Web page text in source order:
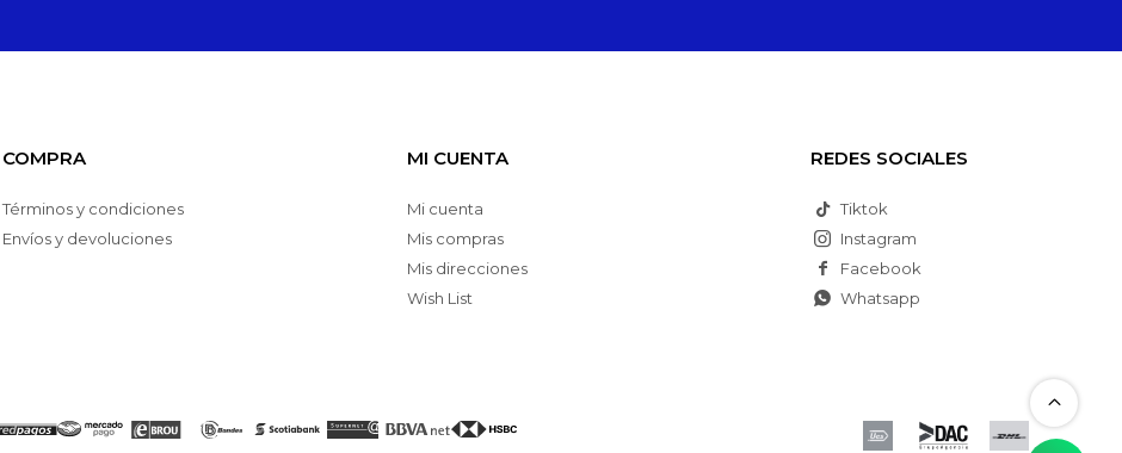
COMPRA
Términos y condiciones
Envíos y devoluciones
MI CUENTA
Mi cuenta
Mis compras
Mis direcciones
Wish List
REDES SOCIALES
Tiktok
Facebook
Instagram
Whatsapp